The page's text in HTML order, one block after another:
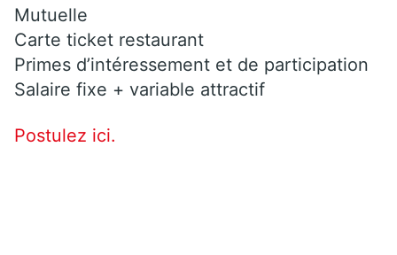
Mutuelle
Carte ticket restaurant
Primes d’intéressement et de participation
Salaire fixe + variable attractif
Postulez ici.